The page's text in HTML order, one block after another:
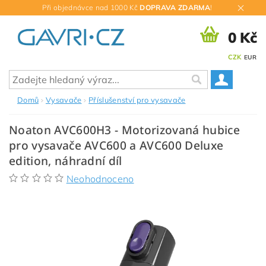
Při objednávce nad 1000 Kč DOPRAVA ZDARMA!
CZK EUR
0 Kč
Domů Vysavače Příslušenství pro vysavače
Noaton AVC600H3 - Motorizovaná hubice
pro vysavače AVC600 a AVC600 Deluxe
edition, náhradní díl
Neohodnoceno